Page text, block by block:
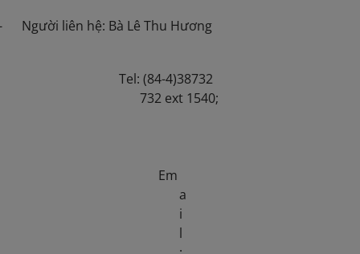
Người liên hệ: Bà Lê Thu Hương
Tel: (84-4)38732
732 ext 1540;
Em
a
i
l